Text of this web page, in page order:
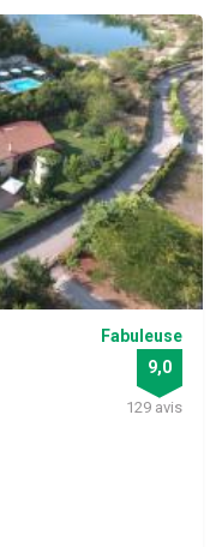
Fabuleuse
9,0
129 avis